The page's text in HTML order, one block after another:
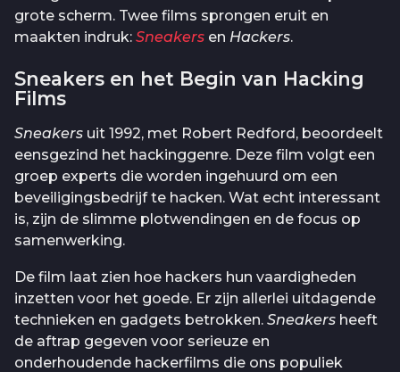
grote scherm. Twee films sprongen eruit en
maakten indruk: Sneakers en Hackers.
Sneakers en het Begin van Hacking
Films
Sneakers uit 1992, met Robert Redford, beoordeelt
eensgezind het hackinggenre. Deze film volgt een
groep experts die worden ingehuurd om een
beveiligingsbedrijf te hacken. Wat echt interessant
is, zijn de slimme plotwendingen en de focus op
samenwerking.
De film laat zien hoe hackers hun vaardigheden
inzetten voor het goede. Er zijn allerlei uitdagende
technieken en gadgets betrokken. Sneakers heeft
de aftrap gegeven voor serieuze en
onderhoudende hackerfilms die ons populiek